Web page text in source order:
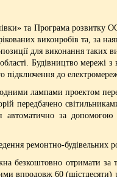
та Програма
виконробів та, за
для виконання
Будівництво мережі
підключення до
лампами проектом
передбачено
автоматично за
ремонтно-будівельних
отримати за
впродовж 60 (шістдесяти)